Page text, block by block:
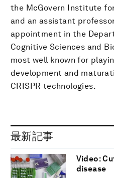
the McGovern Institute
and an assistant
appointment in the
Cognitive Sciences and
most well known for
development and
CRISPR technologies.
最新記事
Video:
disease